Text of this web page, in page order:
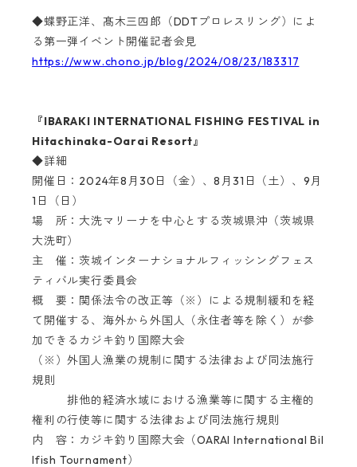
◆蝶野正洋、髙木三四郎（DDTプロレスリング）によ
る第一弾イベント開催記者会見
https://www.chono.jp/blog/2024/08/23/183317
『IBARAKI INTERNATIONAL FISHING FESTIVAL in
Hitachinaka-Oarai Resort』
◆詳細
開催日：2024年8月30日（金）、8月31日（土）、9月
1日（日）
場 所：大洗マリーナを中心とする茨城県沖（茨城県
大洗町）
主 催：茨城インターナショナルフィッシングフェス
ティバル実行委員会
概 要：関係法令の改正等（※）による規制緩和を経
て開催する、海外から外国人（永住者等を除く）が参
加できるカジキ釣り国際大会
（※）外国人漁業の規制に関する法律および同法施行
規則
排他的経済水域における漁業等に関する主権的
権利の行使等に関する法律および同法施行規則
内 容：カジキ釣り国際大会（OARAI International Bil
lfish Tournament）